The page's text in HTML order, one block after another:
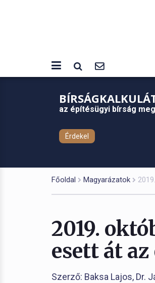
az építésügyi bírság
Érdekel
Főoldal Magyarázatok
2019.
esett át
Szerző: Baksa Lajos, Dr.